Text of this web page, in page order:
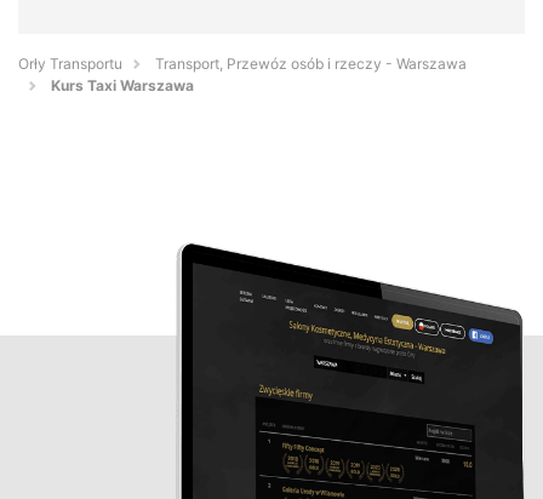
Orły Transportu
Transport, Przewóz osób i rzeczy - Warszawa
Kurs Taxi Warszawa